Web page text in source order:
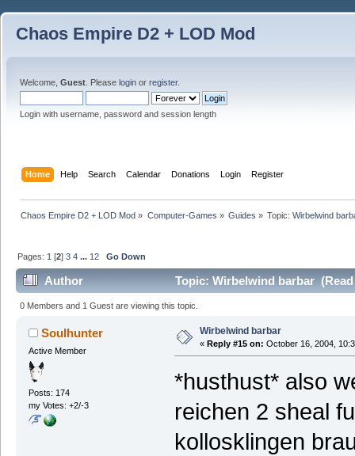
Chaos Empire D2 + LOD Mod
Welcome, Guest . Please login or register.
Login with username, password and session length
Home Help Search Calendar Donations Login Register
Chaos Empire D2 + LOD Mod » Computer-Games » Guides » Topic:Wirbelwind
Pages: 1 [2]3 4 ... 12 Go Down
Author Topic: Wirbelwind barbar (Read
0 Members and 1 Guest are viewing this topic.
Soulhunter
Active Member
Posts: 174
my Votes: +2/-3
Wirbelwind barbar
« Reply #15 on: October 16, 2004,
*husthust* also
reichen 2 sheal
kollosklingen